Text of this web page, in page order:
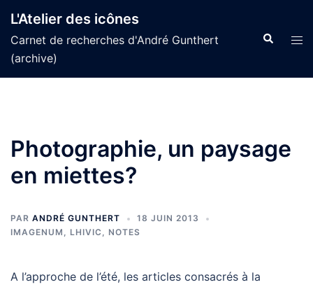
au
contenu
L'Atelier des icônes
Carnet de recherches d'André Gunthert
(archive)
Photographie, un paysage
en miettes?
PAR ANDRÉ GUNTHERT
18 JUIN 2013
IMAGENUM , LHIVIC , NOTES
A l’approche de l’été, les articles consacrés à la